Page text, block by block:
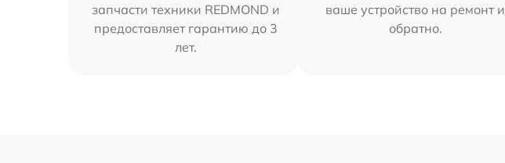
запчасти техники REDMOND и
предоставляет гарантию до 3
лет.
ваше устройство на ремонт и
обратно.